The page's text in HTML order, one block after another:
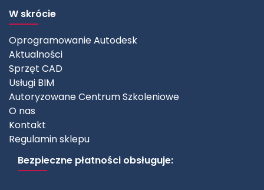
W skrócie
Oprogramowanie Autodesk
Aktualności
Sprzęt CAD
Usługi BIM
Autoryzowane Centrum Szkoleniowe
O nas
Kontakt
Regulamin sklepu
Bezpieczne płatności obsługuje: